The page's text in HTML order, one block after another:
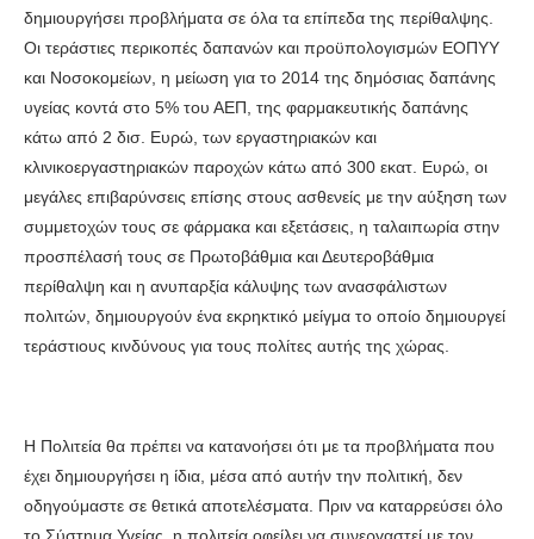
δημιουργήσει προβλήματα σε όλα τα επίπεδα της περίθαλψης.
Οι τεράστιες περικοπές δαπανών και προϋπολογισμών ΕΟΠΥΥ
και Νοσοκομείων, η μείωση για το 2014 της δημόσιας δαπάνης
υγείας κοντά στο 5% του ΑΕΠ, της φαρμακευτικής δαπάνης
κάτω από 2 δισ. Ευρώ, των εργαστηριακών και
κλινικοεργαστηριακών παροχών κάτω από 300 εκατ. Ευρώ, οι
μεγάλες επιβαρύνσεις επίσης στους ασθενείς με την αύξηση των
συμμετοχών τους σε φάρμακα και εξετάσεις, η ταλαιπωρία στην
προσπέλασή τους σε Πρωτοβάθμια και Δευτεροβάθμια
περίθαλψη και η ανυπαρξία κάλυψης των ανασφάλιστων
πολιτών, δημιουργούν ένα εκρηκτικό μείγμα το οποίο δημιουργεί
τεράστιους κινδύνους για τους πολίτες αυτής της χώρας.
Η Πολιτεία θα πρέπει να κατανοήσει ότι με τα προβλήματα που
έχει δημιουργήσει η ίδια, μέσα από αυτήν την πολιτική, δεν
οδηγούμαστε σε θετικά αποτελέσματα. Πριν να καταρρεύσει όλο